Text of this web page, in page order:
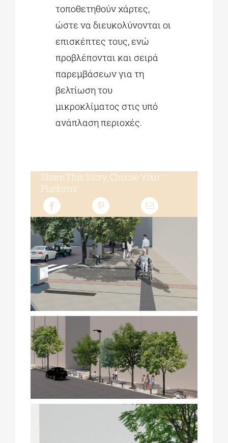
τοποθετηθούν χάρτες,
ώστε να διευκολύνονται οι
επισκέπτες τους, ενώ
προβλέπονται και σειρά
παρεμβάσεων για τη
βελτίωση του
μικροκλίματος στις υπό
ανάπλαση περιοχές.
Share This Story, Choose Your
Platform!